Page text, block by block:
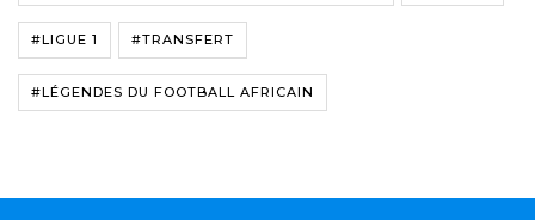
#LIGUE 1 #TRANSFERT
#LÉGENDES DU FOOTBALL AFRICAIN